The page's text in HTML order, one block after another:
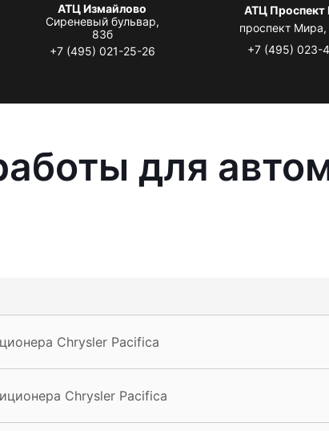
АТЦ Измайлово
Сиреневый бульвар,
83б
+7 (495) 021-25-26
АТЦ
проспект
+7 (495) 023-
для
Chrysler Pacifica
Chrysler Pacifica